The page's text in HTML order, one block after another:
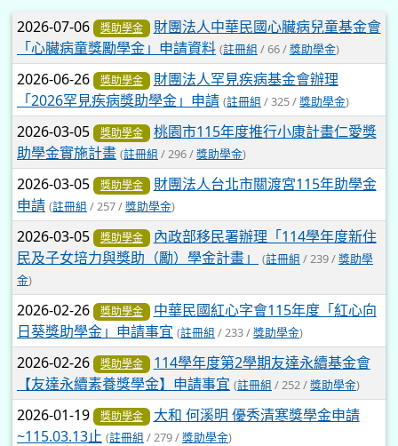
文章列表
2026-07-06 獎助學金
財團法人中華民國心臟病兒童基金會
「心臟病童獎勵學金」申請資料 (註冊組 / 66 /獎助學金)
2026-06-26 獎助學金
財團法人罕見疾病基金會辦理
「2026罕見疾病獎助學金」申請 (註冊組 / 325 /獎助學金)
2026-03-05 獎助學金
桃園市115年度推行小康計畫仁愛獎
助學金實施計畫 (註冊組 / 296 /獎助學金)
2026-03-05 獎助學金
財團法人台北市關渡宮115年助學金
申請 (註冊組 / 257 /獎助學金)
2026-03-05 獎助學金
內政部移民署辦理「114學年度新住
民及子女培力與獎助（勵）學金計畫」
(註冊組 / 239 /獎助學
金)
2026-02-26 獎助學金
中華民國紅心字會115年度「紅心向
日葵獎助學金」申請事宜 (註冊組 / 233 /獎助學金)
2026-02-26 獎助學金
114學年度第2學期友達永續基金會
【友達永續素養獎學金】申請事宜 (註冊組 / 252 /獎助學金)
2026-01-19 獎助學金
大和 何溪明 優秀清寒獎學金申請
~115.03.13止 (註冊組 / 279 /獎助學金)